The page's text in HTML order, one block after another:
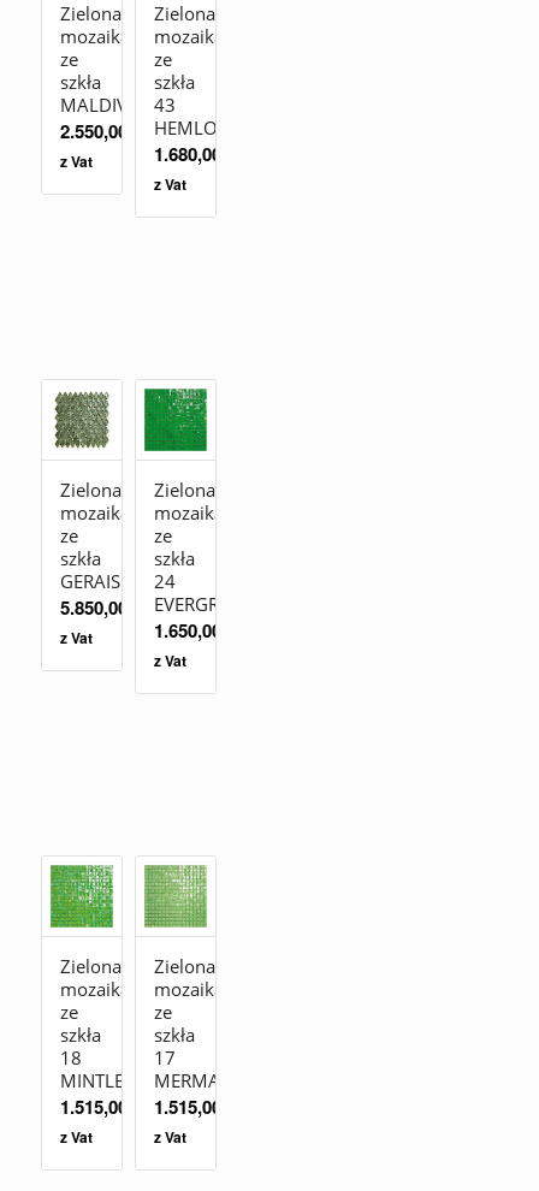
Zielona
mozaika
ze
szkła
MALDIVE
2.550,00
z Vat
Zielona
mozaika
ze
szkła
43
HEMLOCK
1.680,00
z Vat
Zielona
mozaika
ze
szkła
GERAIS
5.850,00
z Vat
Zielona
mozaika
ze
szkła
24
EVERGREEN
1.650,00
z Vat
Zielona
mozaika
ze
szkła
18
MINTLEAVES
1.515,00
z Vat
Zielona
mozaika
ze
szkła
17
MERMAID
1.515,00
z Vat